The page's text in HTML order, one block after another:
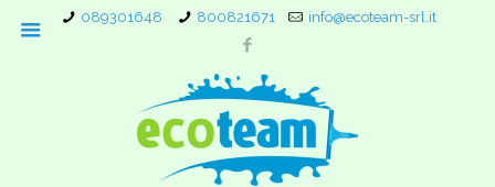
089301648 800821671 info@ecoteam-srl.it